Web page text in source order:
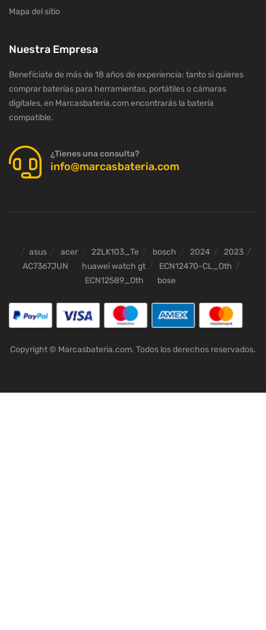
Mapa del sitio
Nuestra Empresa
Benefíciate de más de 18 años de experiencia: tanto si quieres
comprar baterías para herramientas, portátiles o cámaras
digitales, en Marcasbateria.com encontrarás la batería
compatible.
¿Tienes una consulta?
info@marcasbateria.com
asus acer 22LK103_Te bosch 2024
2023
AC7367JUN
huawei watch gt
ECN12470-CL_Oth
ECN12589_Oth
bose
Copyright © Marcasbateria.com. Todos los derechos reservados.